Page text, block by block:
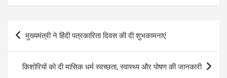
Post
navigation
मुख्यमंत्री ने हिंदी पत्रकारिता दिवस की दी शुभकामनाएं
किशोरियों को दी मासिक धर्म स्वच्छता, स्वास्थ्य और पोषण की जानकारी